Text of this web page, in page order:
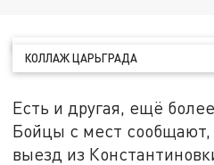
КОЛЛАЖ ЦАРЬГРАДА
Есть и другая, ещё
Бойцы с мест сообщают,
выезд из